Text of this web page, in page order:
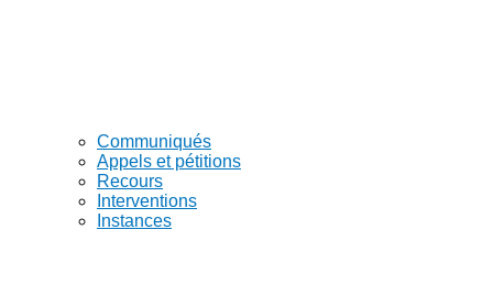
Communiqués
Appels et pétitions
Recours
Interventions
Instances